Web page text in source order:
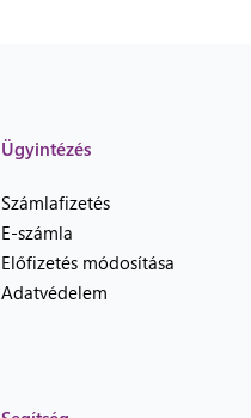
Ügyintézés
Számlafizetés
E-számla
Előfizetés módosítása
Adatvédelem